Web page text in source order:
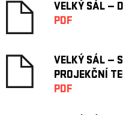
VELKÝ SÁL —
PDF
VELKÝ SÁL —
PROJEKČNÍ
PDF